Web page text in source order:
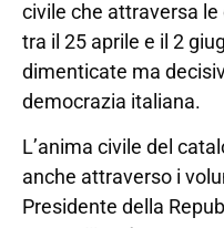
civile che attraversa
tra il 25 aprile e il 2
dimenticate ma
democrazia italiana.
L’anima civile del
anche attraverso i
Presidente della